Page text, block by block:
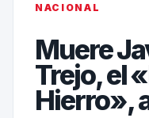
NACIONAL
Muere
Trejo, el
Hierro»,